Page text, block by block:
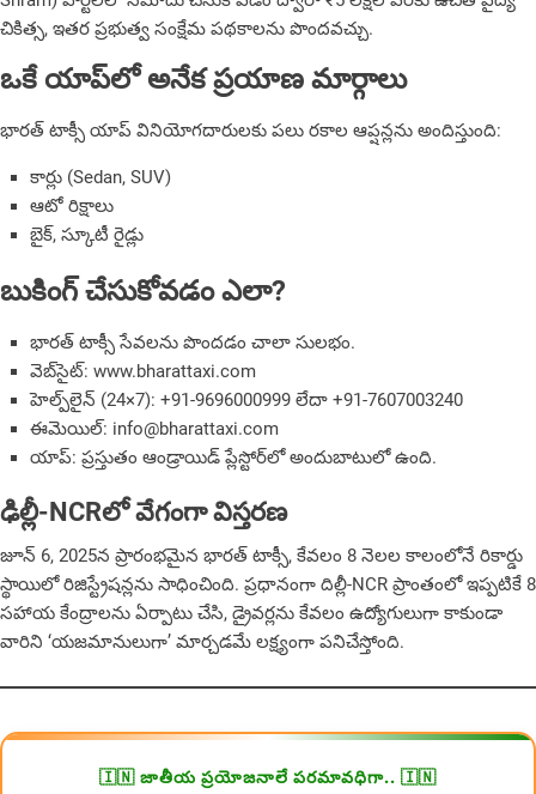
చికిత్స, ఇతర ప్రభుత్వ సంక్షేమ పథకాలను పొందవచ్చు.
ఒకే యాప్‌లో అనేక ప్రయాణ మార్గాలు
భారత్ టాక్సీ యాప్ వినియోగదారులకు పలు రకాల ఆప్షన్లను అందిస్తుంది:
కార్లు (Sedan, SUV)
ఆటో రిక్షాలు
బైక్, స్కూటీ రైడ్లు
బుకింగ్ చేసుకోవడం ఎలా?
భారత్ టాక్సీ సేవలను పొందడం చాలా సులభం.
వెబ్‌సైట్: www.bharattaxi.com
హెల్ప్‌లైన్ (24×7): +91-9696000999 లేదా +91-7607003240
ఈమెయిల్: info@bharattaxi.com
యాప్: ప్రస్తుతం ఆండ్రాయిడ్ ప్లేస్టోర్‌లో అందుబాటులో ఉంది.
ఢిల్లీ-NCRలో వేగంగా విస్తరణ
జూన్ 6, 2025న ప్రారంభమైన భారత్ టాక్సీ, కేవలం 8 నెలల కాలంలోనే రికార్డు
స్థాయిలో రిజిస్ట్రేషన్లను సాధించింది. ప్ర‌ధానంగా దిల్లీ-NCR ప్రాంతంలో ఇప్పటికే 8
సహాయ కేంద్రాలను ఏర్పాటు చేసి, డ్రైవర్లను కేవలం ఉద్యోగులుగా కాకుండా
వారిని ‘యజమానులుగా’ మార్చడమే లక్ష్యంగా పనిచేస్తోంది.
🇮🇳 జాతీయ ప్రయోజనాలే పరమావధిగా.. 🇮🇳